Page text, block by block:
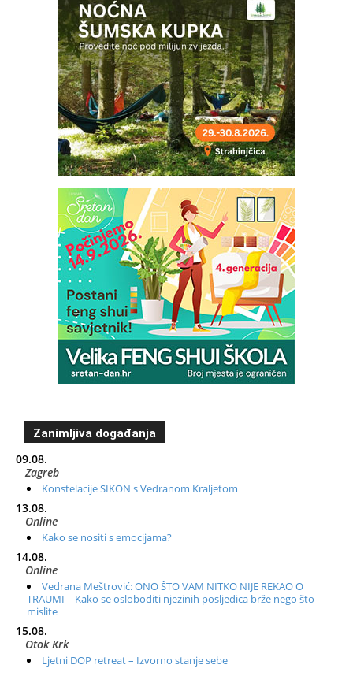
Zanimljiva događanja
09.08.
Zagreb
Konstelacije SIKON s Vedranom Kraljetom
13.08.
Online
Kako se nositi s emocijama?
14.08.
Online
Vedrana Meštrović: ONO ŠTO VAM NITKO NIJE REKAO O
TRAUMI – Kako se osloboditi njezinih posljedica brže nego što
mislite
15.08.
Otok Krk
Ljetni DOP retreat – Izvorno stanje sebe